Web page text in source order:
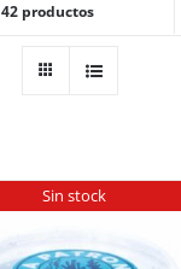
42 productos
Sin stock